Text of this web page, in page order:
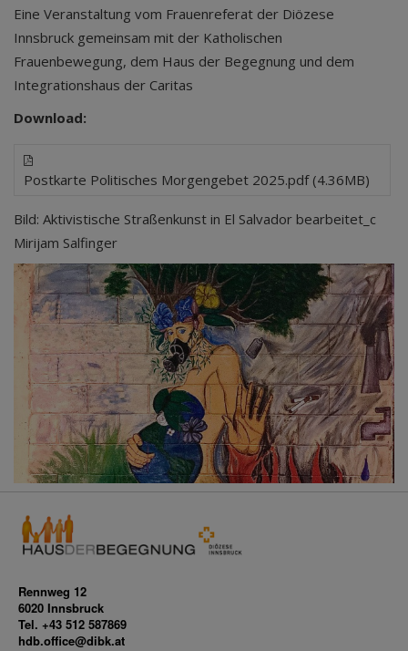
Eine Veranstaltung vom Frauenreferat der Diözese
Innsbruck gemeinsam mit der Katholischen
Frauenbewegung, dem Haus der Begegnung und dem
Integrationshaus der Caritas
Download:
Postkarte Politisches Morgengebet 2025.pdf (4.36MB)
Bild: Aktivistische Straßenkunst in El Salvador bearbeitet_c
Mirijam Salfinger
Rennweg 12
6020 Innsbruck
Tel. +43 512 587869
hdb.office@dibk.at